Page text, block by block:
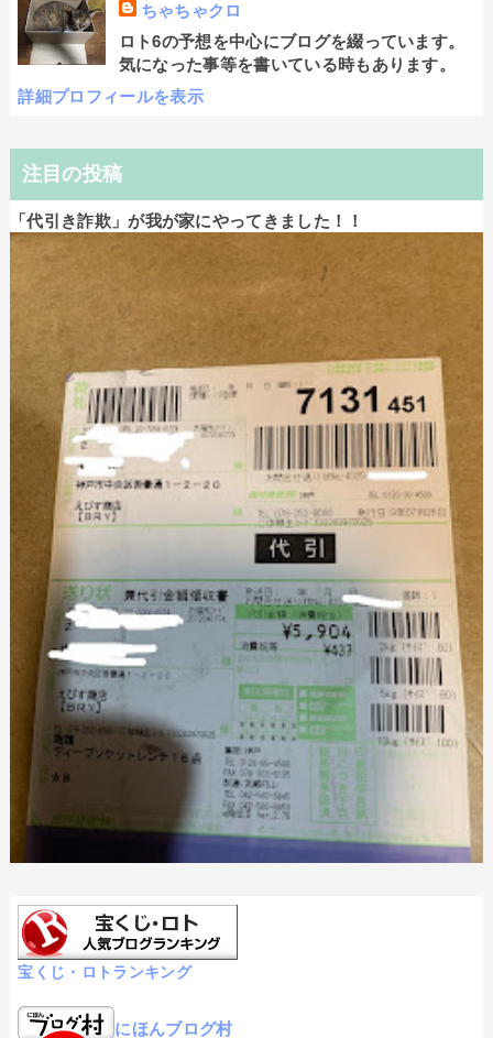
ちゃちゃクロ
ロト6の予想を中心にブログを綴っています。
気になった事等を書いている時もあります。
詳細プロフィールを表示
注目の投稿
「代引き詐欺」が我が家にやってきました！！
宝くじ・ロトランキング
にほんブログ村